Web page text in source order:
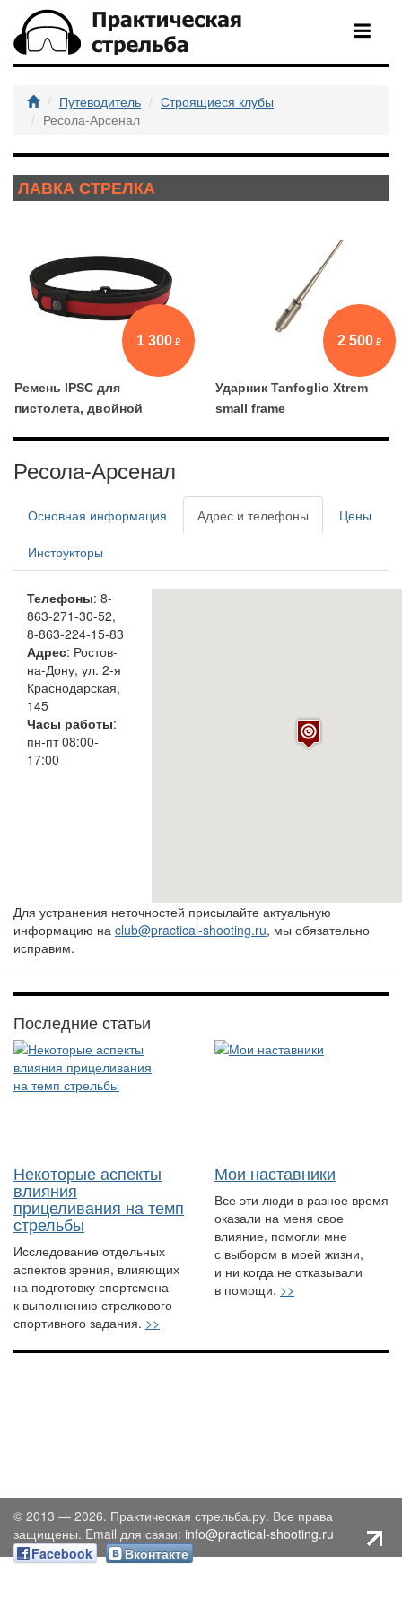
Путеводитель
Строящиеся клубы
Ресола-Арсенал
ЛАВКА СТРЕЛКА
1 300
Ремень IPSC для
пистолета, двойной
2 500
Ударник Tanfoglio Xtrem
small frame
Ресола-Арсенал
Основная информация Адрес и телефоны Цены
Инструкторы
Телефоны: 8-
863-271-30-52,
8-863-224-15-83
Адрес: Ростов-
на-Дону, ул. 2-я
Краснодарская,
145
Часы работы:
пн-пт 08:00-
17:00
Для устранения неточностей присылайте актуальную
информацию на club@practical-shooting.ru, мы обязательно
исправим.
Последние статьи
Некоторые аспекты
влияния
прицеливания на темп
стрельбы
Исследование отдельных
аспектов зрения, влияющих
на подготовку спортсмена
к выполнению стрелкового
спортивного задания. >>
Мои наставники
Все эти люди в разное время
оказали на меня свое
влияние, помогли мне
с выбором в моей жизни,
и ни когда не отказывали
в помощи. >>
© 2013 — 2026. Практическая стрельба.ру. Все права
защищены. Email для связи: info@practical-shooting.ru
Facebook
Вконтакте